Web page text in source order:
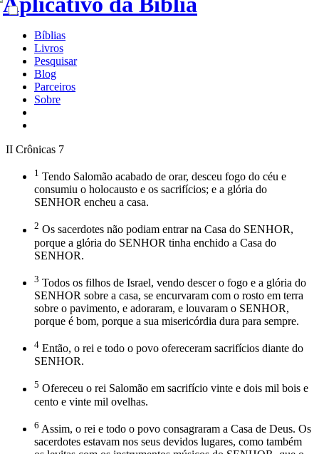
Bíblias
Livros
Pesquisar
Blog
Parceiros
Sobre
II Crônicas 7
1 Tendo Salomão acabado de orar, desceu fogo do céu e
consumiu o holocausto e os sacrifícios; e a glória do
SENHOR encheu a casa.
2 Os sacerdotes não podiam entrar na Casa do SENHOR,
porque a glória do SENHOR tinha enchido a Casa do
SENHOR.
3 Todos os filhos de Israel, vendo descer o fogo e a glória do
SENHOR sobre a casa, se encurvaram com o rosto em terra
sobre o pavimento, e adoraram, e louvaram o SENHOR,
porque é bom, porque a sua misericórdia dura para sempre.
4 Então, o rei e todo o povo ofereceram sacrifícios diante do
SENHOR.
5 Ofereceu o rei Salomão em sacrifício vinte e dois mil bois e
cento e vinte mil ovelhas.
6 Assim, o rei e todo o povo consagraram a Casa de Deus. Os
sacerdotes estavam nos seus devidos lugares, como também